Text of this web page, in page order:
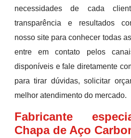
necessidades de cada
transparência e resultados
nosso site para conhecer todas
entre em contato pelos
disponíveis e fale diretamente
para tirar dúvidas, solicitar
melhor atendimento do mercado.
Fabricante
Chapa de Aço